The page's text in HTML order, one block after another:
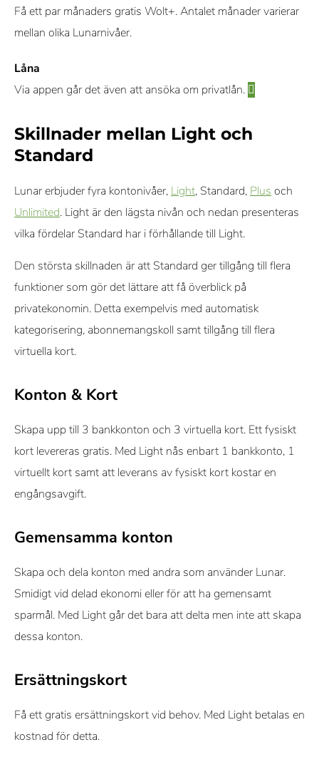
Få ett par månaders gratis Wolt+. Antalet månader varierar
mellan olika Lunarnivåer.
Låna
Via appen går det även att ansöka om privatlån.
Skillnader mellan Light och
Standard
Lunar erbjuder fyra kontonivåer, Light, Standard, Plus och
Unlimited. Light är den lägsta nivån och nedan presenteras
vilka fördelar Standard har i förhållande till Light.
Den största skillnaden är att Standard ger tillgång till flera
funktioner som gör det lättare att få överblick på
privatekonomin. Detta exempelvis med automatisk
kategorisering, abonnemangskoll samt tillgång till flera
virtuella kort.
Konton & Kort
Skapa upp till 3 bankkonton och 3 virtuella kort. Ett fysiskt
kort levereras gratis. Med Light nås enbart 1 bankkonto, 1
virtuellt kort samt att leverans av fysiskt kort kostar en
engångsavgift.
Gemensamma konton
Skapa och dela konton med andra som använder Lunar.
Smidigt vid delad ekonomi eller för att ha gemensamt
sparmål. Med Light går det bara att delta men inte att skapa
dessa konton.
Ersättningskort
Få ett gratis ersättningskort vid behov. Med Light betalas en
kostnad för detta.